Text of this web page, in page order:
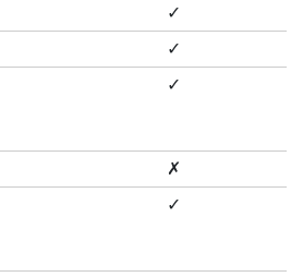
✓
✓
✓
✗
✓